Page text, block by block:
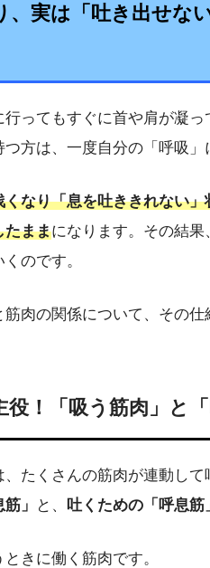
、実は「吐き出せな
行ってもすぐに首や肩が凝っ
方は、一度自分の「呼吸」
くなり「息を吐ききれない
たままになります。その結
のです。
肉の関係について、その仕
役！「吸う筋肉」と
たくさんの筋肉が連動して
」
と、 吐くための「呼息筋
きに働く筋肉です。